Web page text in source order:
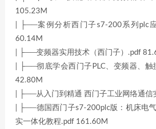
105.23M
| ├──案例分析西门子s7-200系列plc
60.14M
| ├──变频器实用技术（西门子）.pdf
| ├──彻底学会西门子PLC、变频器、触
42.80M
| ├──从入门到精通 西门子工业网络通信
| ├──德国西门子s7-200plc版：机床电
实一体化教程.pdf 161.60M